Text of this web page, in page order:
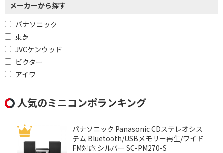
メーカーから探す
パナソニック
東芝
JVCケンウッド
ビクター
アイワ
人気のミニコンポランキング
パナソニック Panasonic CDステレオシス
テム Bluetooth/USBメモリー再生/ワイド
FM対応 シルバー SC-PM270-S